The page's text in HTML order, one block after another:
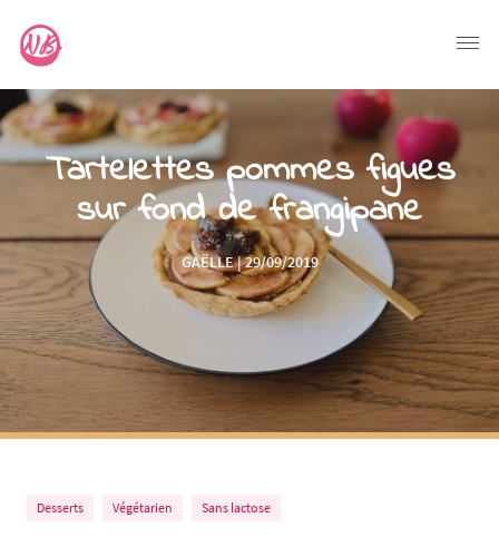
Tartelettes pommes figues
sur fond de frangipane
GAËLLE | 29/09/2019
Desserts Végétarien Sans lactose